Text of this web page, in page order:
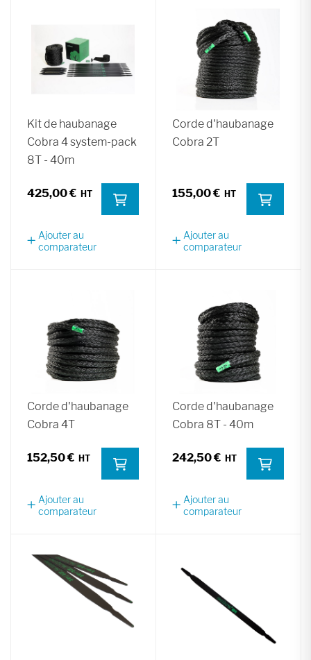
Kit de haubanage
Cobra 4 system-pack
8T - 40m
425,00 €
Ajouter au
comparateur
Corde d'haubanage
Cobra 2T
155,00 €
Ajouter au
comparateur
Corde d'haubanage
Cobra 4T
152,50 €
Ajouter au
comparateur
Corde d'haubanage
Cobra 8T - 40m
242,50 €
Ajouter au
comparateur